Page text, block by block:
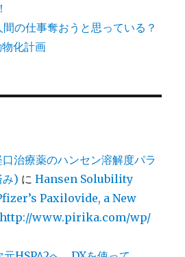
の仕事奪おうと思っている？
化計画
治療薬のハンセン溶解度パラ
み) にHansen Solubility
Paxilovide, a New
www.pirika.com/wp/